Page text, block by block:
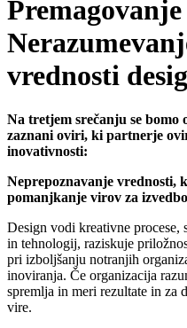
vrednosti
Na tretjem srečanju se bomo
zaznani oviri, ki partnerje
inovativnosti:
Neprepoznavanje vrednosti,
pomanjkanje virov za
Design vodi kreativne procese,
in tehnologij, raziskuje
pri izboljšanju notranjih
inoviranja. Če organizacija
spremlja in meri rezultate in za
vire.